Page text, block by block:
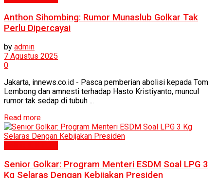
Anthon Sihombing: Rumor Munaslub Golkar Tak
Perlu Dipercayai
by admin
7 Agustus 2025
0
Jakarta, innews.co.id - Pasca pemberian abolisi kepada Tom
Lembong dan amnesti terhadap Hasto Kristiyanto, muncul
rumor tak sedap di tubuh ...
Read more
Senior Golkar: Program Menteri ESDM Soal LPG 3
Kg Selaras Dengan Kebijakan Presiden